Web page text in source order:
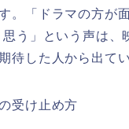
。「ドラマの方が
思う」という声は、
待した人から出て
受け止め方